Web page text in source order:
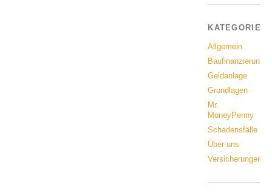
KATEGORIEN
Allgemein
Baufinanzierung
Geldanlage
Grundlagen
Mr.
MoneyPenny
Schadensfälle
Über uns
Versicherungen